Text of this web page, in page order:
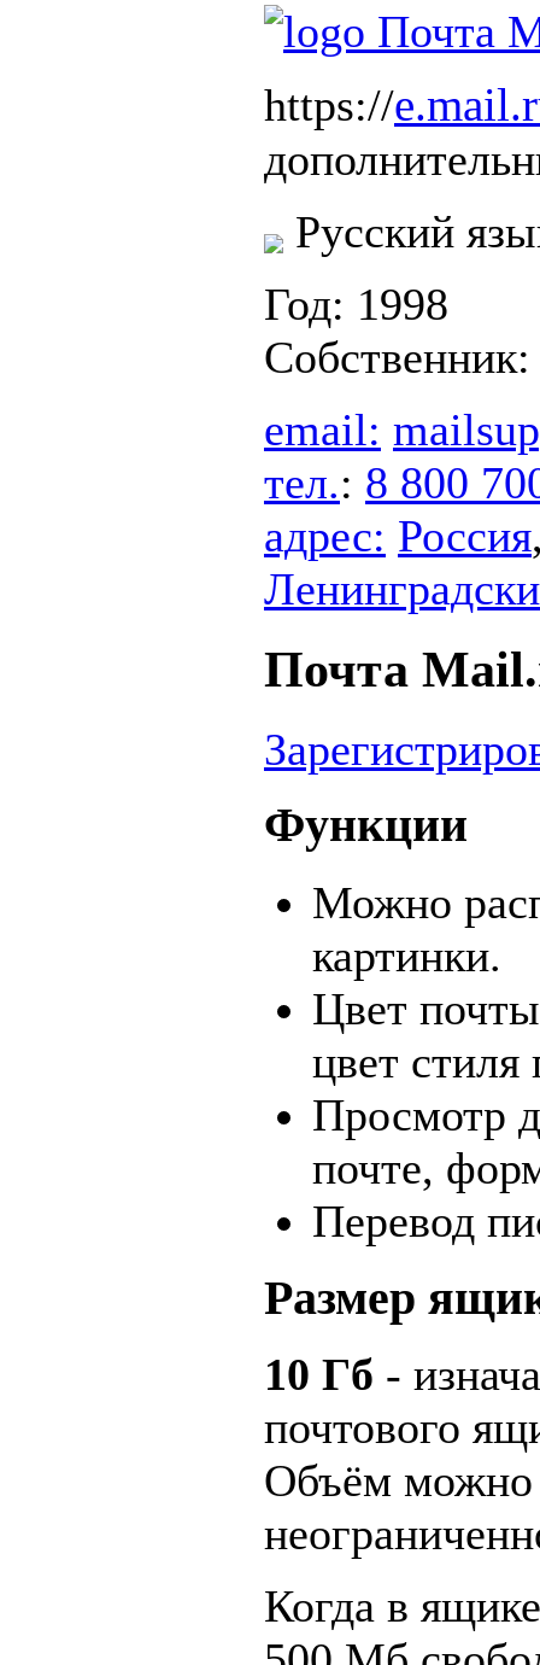
https://
Русский
Год: 1998
email:
тел.: 8 800
адрес: Россия
Почта
Функции
Можно
картинки.
Цвет
цвет
Просмотр
почте,
Перевод
Размер
10 Гб -
почтового
Объём можно
Когда в